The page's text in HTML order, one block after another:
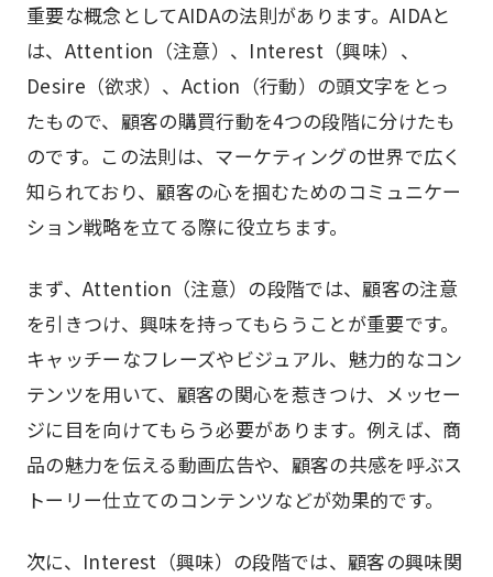
重要な概念としてAIDAの法則があります。AIDAと
は、Attention（注意）、Interest（興味）、
Desire（欲求）、Action（行動）の頭文字をとっ
たもので、顧客の購買行動を4つの段階に分けたも
のです。この法則は、マーケティングの世界で広く
知られており、顧客の心を掴むためのコミュニケー
ション戦略を立てる際に役立ちます。
まず、Attention（注意）の段階では、顧客の注意
を引きつけ、興味を持ってもらうことが重要です。
キャッチーなフレーズやビジュアル、魅力的なコン
テンツを用いて、顧客の関心を惹きつけ、メッセー
ジに目を向けてもらう必要があります。例えば、商
品の魅力を伝える動画広告や、顧客の共感を呼ぶス
トーリー仕立てのコンテンツなどが効果的です。
次に、Interest（興味）の段階では、顧客の興味関